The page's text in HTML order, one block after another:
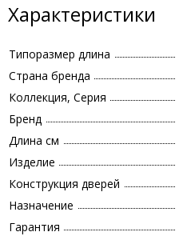
Характеристики
Типоразмер длина
Страна бренда
Коллекция, Серия
Бренд
Длина см
Изделие
Конструкция дверей
Назначение
Гарантия